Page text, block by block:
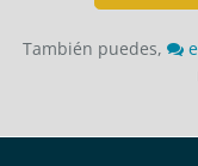
También puedes,